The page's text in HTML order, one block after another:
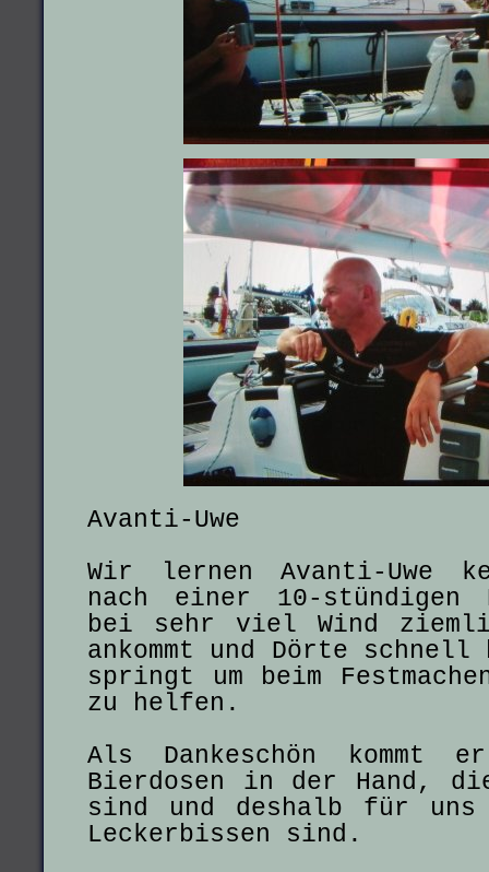
Avanti-Uwe
Wir lernen Avanti-Uwe
nach einer 10-stündigen
bei sehr viel Wind
ankommt und Dörte
springt um beim
zu helfen.
Als Dankeschön kommt
Bierdosen in der Hand,
sind und deshalb für uns
Leckerbissen sind.